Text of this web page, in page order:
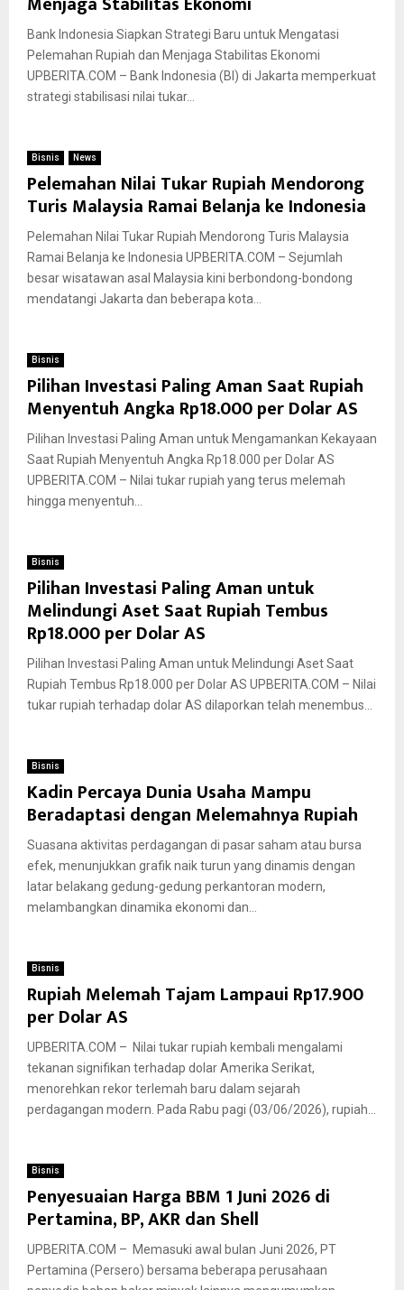
Bank Indonesia Siapkan Strategi Baru untuk Mengatasi
Pelemahan Rupiah dan Menjaga Stabilitas Ekonomi
UPBERITA.COM – Bank Indonesia (BI) di Jakarta memperkuat
strategi stabilisasi nilai tukar...
Bisnis News
Pelemahan Nilai Tukar Rupiah Mendorong
Turis Malaysia Ramai Belanja ke Indonesia
Pelemahan Nilai Tukar Rupiah Mendorong Turis Malaysia
Ramai Belanja ke Indonesia UPBERITA.COM – Sejumlah
besar wisatawan asal Malaysia kini berbondong-bondong
mendatangi Jakarta dan beberapa kota...
Bisnis
Pilihan Investasi Paling Aman Saat Rupiah
Menyentuh Angka Rp18.000 per Dolar AS
Pilihan Investasi Paling Aman untuk Mengamankan Kekayaan
Saat Rupiah Menyentuh Angka Rp18.000 per Dolar AS
UPBERITA.COM – Nilai tukar rupiah yang terus melemah
hingga menyentuh...
Bisnis
Pilihan Investasi Paling Aman untuk
Melindungi Aset Saat Rupiah Tembus
Rp18.000 per Dolar AS
Pilihan Investasi Paling Aman untuk Melindungi Aset Saat
Rupiah Tembus Rp18.000 per Dolar AS UPBERITA.COM – Nilai
tukar rupiah terhadap dolar AS dilaporkan telah menembus...
Bisnis
Kadin Percaya Dunia Usaha Mampu
Beradaptasi dengan Melemahnya Rupiah
Suasana aktivitas perdagangan di pasar saham atau bursa
efek, menunjukkan grafik naik turun yang dinamis dengan
latar belakang gedung-gedung perkantoran modern,
melambangkan dinamika ekonomi dan...
Bisnis
Rupiah Melemah Tajam Lampaui Rp17.900
per Dolar AS
UPBERITA.COM – Nilai tukar rupiah kembali mengalami
tekanan signifikan terhadap dolar Amerika Serikat,
menorehkan rekor terlemah baru dalam sejarah
perdagangan modern. Pada Rabu pagi (03/06/2026), rupiah...
Bisnis
Penyesuaian Harga BBM 1 Juni 2026 di
Pertamina, BP, AKR dan Shell
UPBERITA.COM – Memasuki awal bulan Juni 2026, PT
Pertamina (Persero) bersama beberapa perusahaan